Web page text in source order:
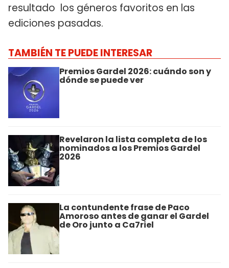
resultado los géneros favoritos en las
ediciones pasadas.
TAMBIÉN TE PUEDE INTERESAR
Premios Gardel 2026: cuándo son y
dónde se puede ver
Revelaron la lista completa de los
nominados a los Premios Gardel
2026
La contundente frase de Paco
Amoroso antes de ganar el Gardel
de Oro junto a Ca7riel